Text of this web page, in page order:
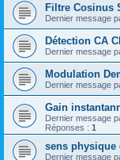
Filtre Cosinus
Dernier message
Détection CA
Dernier message
Modulation
Dernier message
Gain
Dernier message
Réponses : 1
sens physique
Dernier message